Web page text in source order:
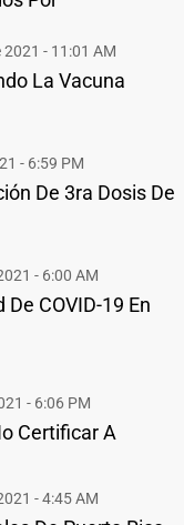
2021 - 11:01 AM
La Vacuna
- 6:59 PM
De 3ra Dosis De
- 6:00 AM
COVID-19 En
- 6:06 PM
Certificar A
- 4:45 AM